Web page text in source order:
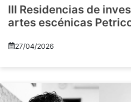
III Residencias de
artes escénicas
27/04/2026